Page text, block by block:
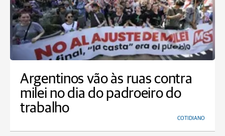
Argentinos vão às ruas contra
milei no dia do padroeiro do
trabalho
COTIDIANO